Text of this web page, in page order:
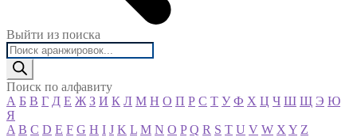
Выйти из поиска
Поиск
товаров
Поиск по алфавиту
А Б В Г Д Е Ж З И К Л М Н О П Р С Т У Ф Х Ц Ч Ш Щ Э Ю
Я
A B C D E F G H I J K L M N O P Q R S T U V W X Y Z